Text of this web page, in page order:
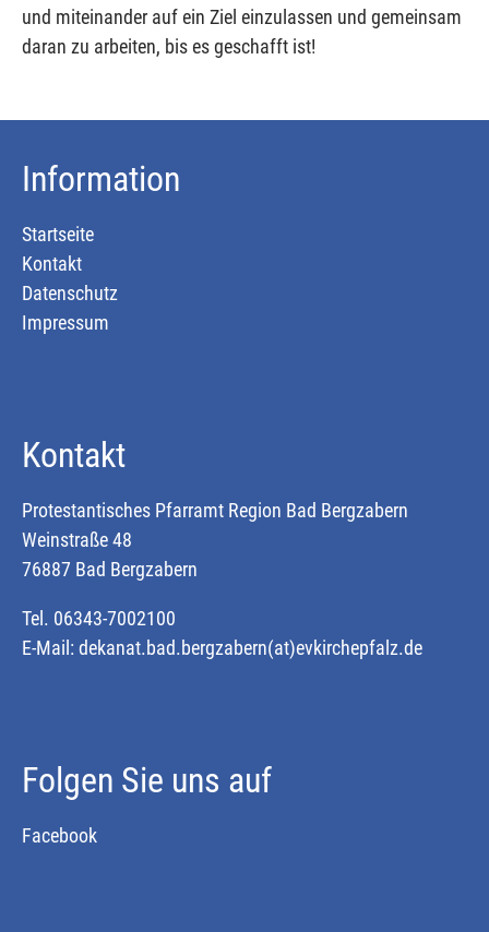
und miteinander auf ein Ziel einzulassen und gemeinsam
daran zu arbeiten, bis es geschafft ist!
Information
Startseite
Kontakt
Datenschutz
Impressum
Kontakt
Protestantisches Pfarramt Region Bad Bergzabern
Weinstraße 48
76887 Bad Bergzabern
Tel. 06343-7002100
E-Mail: dekanat.bad.bergzabern(at)evkirchepfalz.de
Folgen Sie uns auf
Facebook